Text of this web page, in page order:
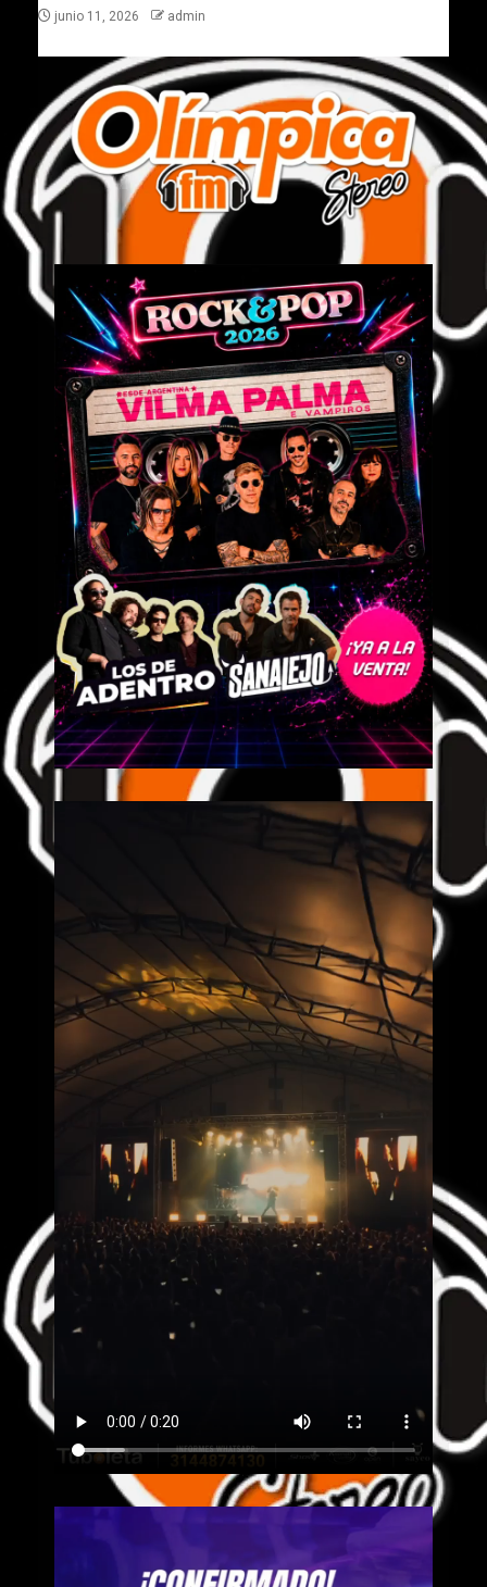
junio 11, 2026 admin